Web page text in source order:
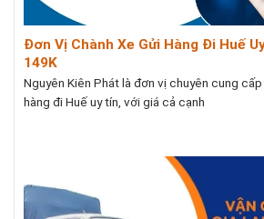
Đơn Vị Chành Xe Gửi Hàng Đi Huế
149K
Nguyên Kiên Phát là đơn vị chuyên cung
hàng đi Huế uy tín, với giá cả cạnh